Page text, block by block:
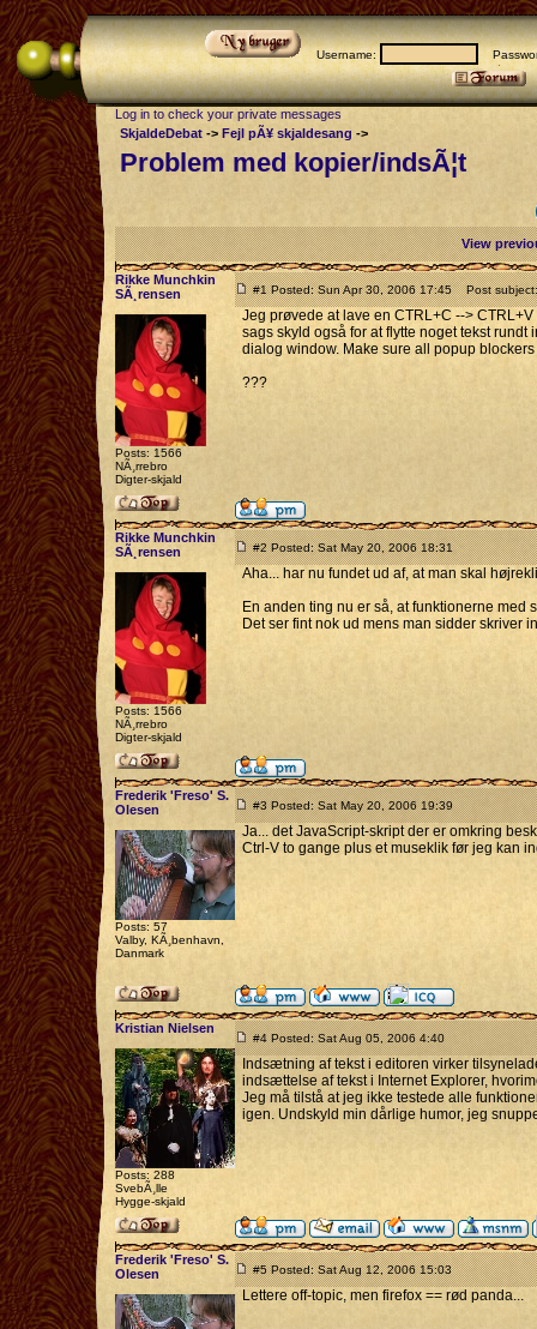
Username:
Log in to check your private messages
SkjaldeDebat -> Fejl pÃ¥ skjaldesang ->
Problem med kopier/indsÃ¦t
View
Rikke Munchkin
SÃ¸rensen
Posts: 1566
NÃ¸rrebro
Digter-skjald
#1 Posted: Sun Apr 30, 2006 17:45 Post subject:
Jeg prøvede at lave en CTRL+C -->
sags skyld også for at flytte noget tekst
dialog window. Make sure all popup
???
Rikke Munchkin
SÃ¸rensen
Posts: 1566
NÃ¸rrebro
Digter-skjald
#2 Posted: Sat May 20, 2006 18:31
Aha... har nu fundet ud af, at man skal
En anden ting nu er så, at funktionerne med
Det ser fint nok ud mens man sidder skriver
Frederik 'Freso' S.
Olesen
Posts: 57
Valby, KÃ¸benhavn,
Danmark
#3 Posted: Sat May 20, 2006 19:39
Ja... det JavaScript-skript der er omkring
Ctrl-V to gange plus et museklik før jeg kan
Kristian Nielsen
Posts: 288
SvebÃ¸lle
Hygge-skjald
#4 Posted: Sat Aug 05, 2006 4:40
Indsætning af tekst i editoren virker
indsættelse af tekst i Internet Explorer,
Jeg må tilstå at jeg ikke testede alle
igen. Undskyld min dårlige humor, jeg
Frederik 'Freso' S.
Olesen
#5 Posted: Sat Aug 12, 2006 15:03
Lettere off-topic, men firefox == rød panda...